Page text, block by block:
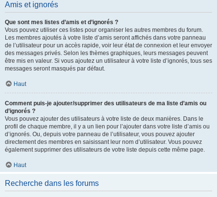
Amis et ignorés
Que sont mes listes d’amis et d’ignorés ?
Vous pouvez utiliser ces listes pour organiser les autres membres du forum.
Les membres ajoutés à votre liste d’amis seront affichés dans votre panneau
de l’utilisateur pour un accès rapide, voir leur état de connexion et leur envoyer
des messages privés. Selon les thèmes graphiques, leurs messages peuvent
être mis en valeur. Si vous ajoutez un utilisateur à votre liste d’ignorés, tous ses
messages seront masqués par défaut.
Haut
Comment puis-je ajouter/supprimer des utilisateurs de ma liste d’amis ou
d’ignorés ?
Vous pouvez ajouter des utilisateurs à votre liste de deux manières. Dans le
profil de chaque membre, il y a un lien pour l’ajouter dans votre liste d’amis ou
d’ignorés. Ou, depuis votre panneau de l’utilisateur, vous pouvez ajouter
directement des membres en saisissant leur nom d’utilisateur. Vous pouvez
également supprimer des utilisateurs de votre liste depuis cette même page.
Haut
Recherche dans les forums